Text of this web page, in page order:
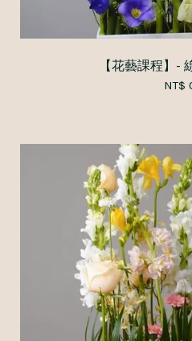
【花藝課程】-
NT$